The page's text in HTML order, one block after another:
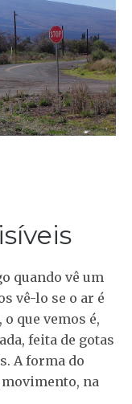
quando vê um
vê-lo se o ar é
que vemos é,
feita de gotas
A forma do
na